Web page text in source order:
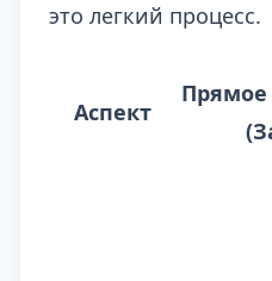
это легкий процесс.
Аспект